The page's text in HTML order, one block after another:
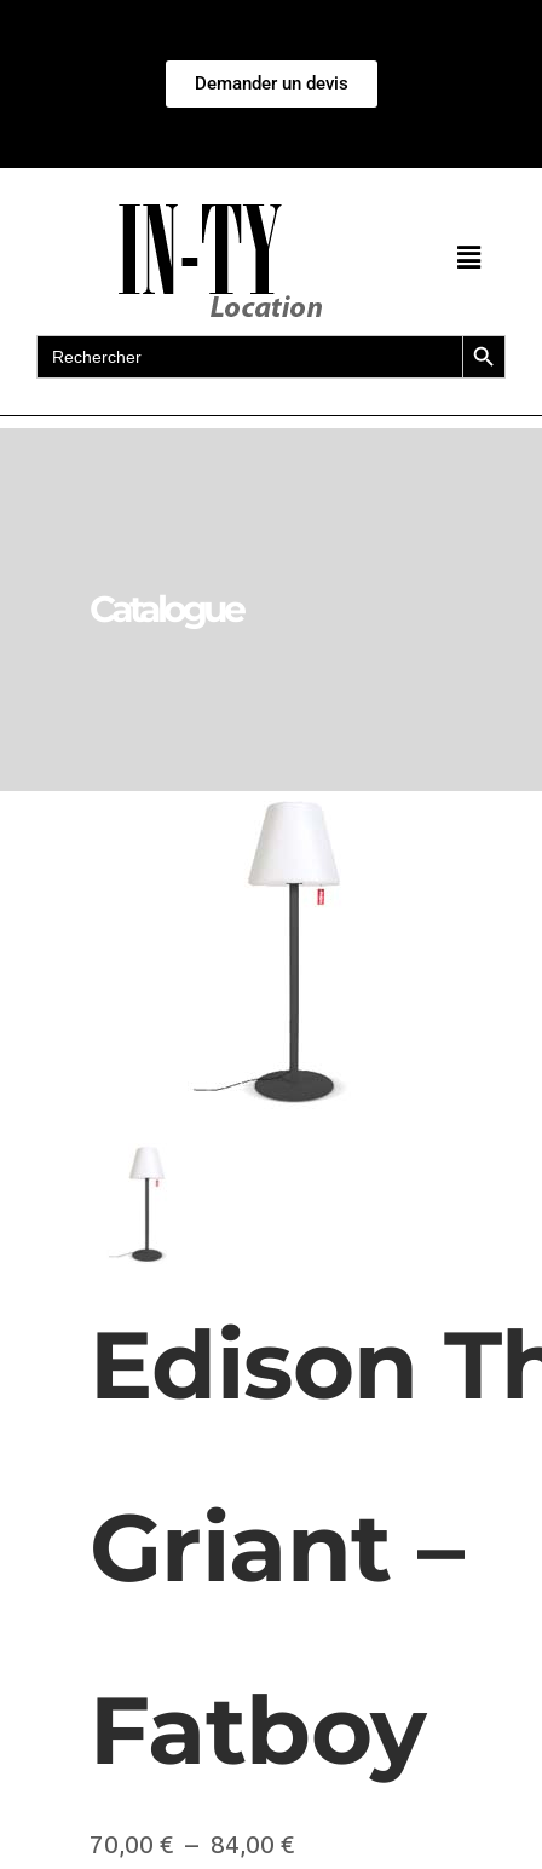
Demander un devis
Search
for:
Search Button
Catalogue
Edison
Griant –
Fatboy
70,00 € – 84,00 €